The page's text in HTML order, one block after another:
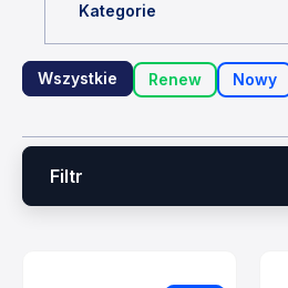
Kategorie
Wszystkie Renew Nowy
Filtr